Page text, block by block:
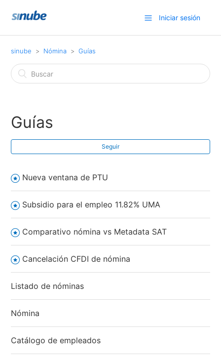
Iniciar sesión
sinube Nómina Guías
Guías
Seguir
Nueva ventana de PTU
Subsidio para el empleo 11.82% UMA
Comparativo nómina vs Metadata SAT
Cancelación CFDI de nómina
Listado de nóminas
Nómina
Catálogo de empleados